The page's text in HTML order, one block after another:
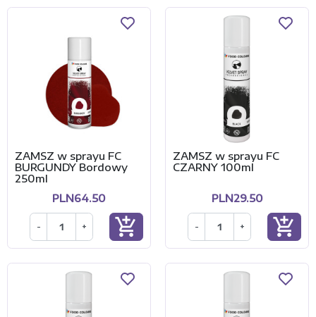
ZAMSZ w sprayu FC
BURGUNDY Bordowy
250ml
PLN64.50
- + add_shopping_cart
ZAMSZ w sprayu FC
CZARNY 100ml
PLN29.50
- + add_shopping_cart